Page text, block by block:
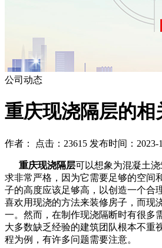
公司动态
重庆现浇隔层的相
作者： 点击：23615 发布时间：2023-
重庆现浇隔层可以想象为混凝土
求非常严格，因为它需要足够的空间
子的高度应该足够高，以创造一个合
喜欢用现浇的方法来装修房子，而现
一。然而，在制作现浇隔断时有很多
大多数缺乏经验的建筑团队根本不重
程为例，有许多问题需要注意。